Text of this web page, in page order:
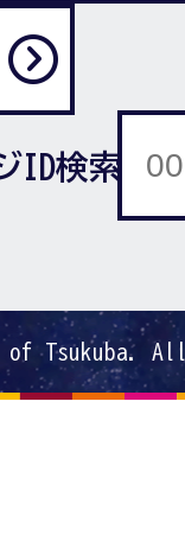
ID検索
of Tsukuba.